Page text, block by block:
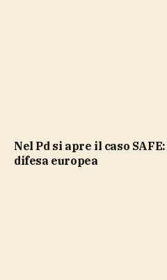
Nel Pd si apre il caso SAFE: scontro interno sulla
difesa europea